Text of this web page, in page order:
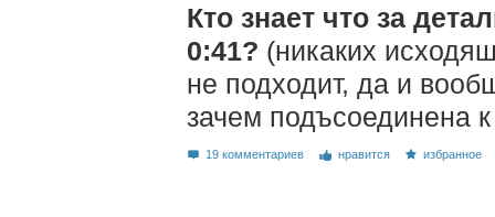
Кто знает что за
0:41? (никаких
не подходит, да и
зачем подъсоединена
19 комментариев нравится избранное